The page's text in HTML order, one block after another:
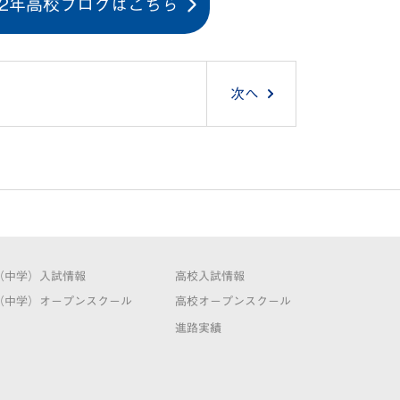
年高校ブログはこちら
次へ
中学）入試情報
中学）オープンスクール
高校入試情報
高校オープンスクール
進路実績